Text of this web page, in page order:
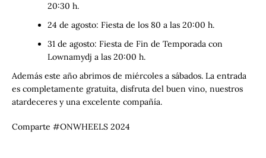
20:30 h.
24 de agosto: Fiesta de los 80 a las 20:00 h.
31 de agosto: Fiesta de Fin de Temporada con
Lownamydj a las 20:00 h.
Además este año abrimos de miércoles a sábados. La entrada
es completamente gratuita, disfruta del buen vino, nuestros
atardeceres y una excelente compañía.
Comparte #ONWHEELS 2024